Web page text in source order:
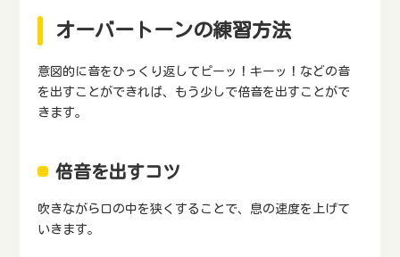
オーバートーンの練習方法
意図的に音をひっくり返してピーッ！キーッ！などの音
を出すことができれば、もう少しで倍音を出すことがで
きます。
倍音を出すコツ
吹きながら口の中を狭くすることで、息の速度を上げて
いきます。